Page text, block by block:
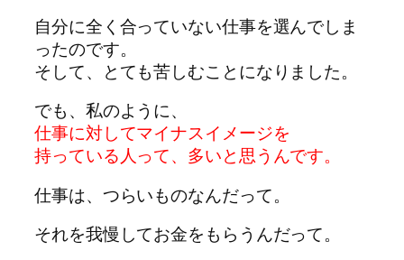
自分に全く合っていない仕事を選んでしま
ったのです。
そして、とても苦しむことになりました。
でも、私のように、
仕事に対してマイナスイメージを
持っている人って、多いと思うんです。
仕事は、つらいものなんだって。
それを我慢してお金をもらうんだって。